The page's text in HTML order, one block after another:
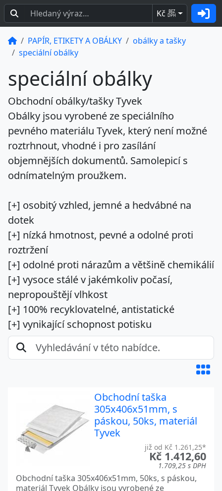
Kč BEZ
DPH
PAPÍR, ETIKETY A OBÁLKY
obálky a tašky
speciální obálky
speciální obálky
Obchodní obálky/tašky Tyvek
Obálky jsou vyrobené ze speciálního
pevného materiálu Tyvek, který není možné
roztrhnout, vhodné i pro zasílání
objemnějších dokumentů. Samolepicí s
odnímatelným proužkem.
[+] osobitý vzhled, jemné a hedvábné na
dotek
[+] nízká hmotnost, pevné a odolné proti
roztržení
[+] odolné proti nárazům a většině chemikálií
[+] vysoce stálé v jakémkoliv počasí,
nepropouštějí vlhkost
[+] 100% recyklovatelné, antistatické
[+] vynikající schopnost potisku
Obchodní taška
305x406x51mm, s
páskou, 50ks, materiál
Tyvek
již od Kč 1.261,25*
Kč 1.412,60
1.709,25 s DPH
Obchodní taška 305x406x51mm, 50ks, s páskou,
materiál Tyvek Obálky jsou vyrobené ze